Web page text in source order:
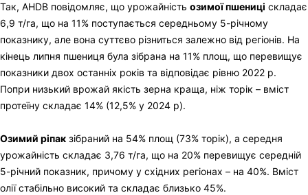
Так, AHDB повідомляє, що урожайність озимої пшениці складає
6,9 т/га, що на 11% поступається середньому 5-річному
показнику, але вона суттєво різниться залежно від регіонів. На
кінець липня пшениця була зібрана на 11% площ, що перевищує
показники двох останніх років та відповідає рівню 2022 р.
Попри низький врожай якість зерна краща, ніж торік – вміст
протеїну складає 14% (12,5% у 2024 р).
Озимий ріпак зібраний на 54% площ (73% торік), а середня
урожайність складає 3,76 т/га, що на 20% перевищує середній
5-річний показник, причому у східних регіонах – на 40%. Вміст
олії стабільно високий та складає близько 45%.